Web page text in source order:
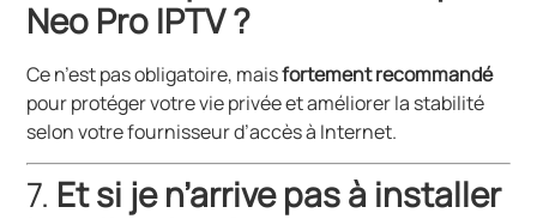
Neo Pro IPTV ?
Ce n’est pas obligatoire, maisfortement recommandé
pour protéger votre vie privée et améliorer la stabilité
selon votre fournisseur d’accès à Internet.
7. Et si je n’arrive pas à installer